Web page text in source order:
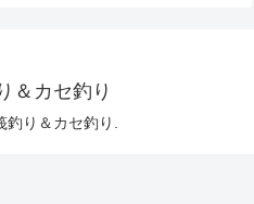
＆カセ釣り
り＆カセ釣り.